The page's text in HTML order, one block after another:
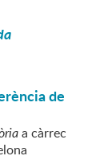
de
a càrrec